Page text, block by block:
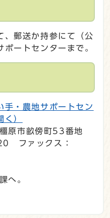
、郵送か持参にて（公
ートセンターまで。
・農地サポートセン
く）
市畝傍町53番地
ファックス：
へ。